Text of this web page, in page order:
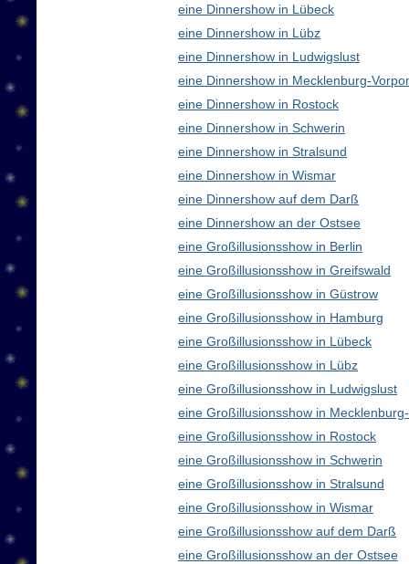
eine Dinnershow in Lübeck
eine Dinnershow in Lübz
eine Dinnershow in Ludwigslust
eine Dinnershow in Mecklenburg-
eine Dinnershow in Rostock
eine Dinnershow in Schwerin
eine Dinnershow in Stralsund
eine Dinnershow in Wismar
eine Dinnershow auf dem Darß
eine Dinnershow an der Ostsee
eine Großillusionsshow in Berlin
eine Großillusionsshow in Greifswald
eine Großillusionsshow in Güstrow
eine Großillusionsshow in Hamburg
eine Großillusionsshow in Lübeck
eine Großillusionsshow in Lübz
eine Großillusionsshow in Ludwigslust
eine Großillusionsshow in
eine Großillusionsshow in Rostock
eine Großillusionsshow in Schwerin
eine Großillusionsshow in Stralsund
eine Großillusionsshow in Wismar
eine Großillusionsshow auf dem Darß
eine Großillusionsshow an der Ostsee